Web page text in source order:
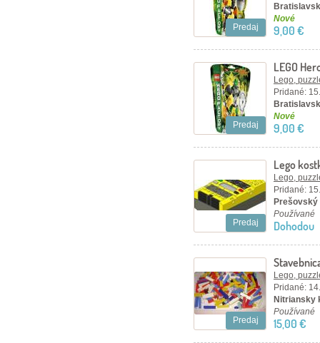
Predaj
Nové
9,00 €
Predaj
LEGO
Lego,
Pridané:
Nové
9,00 €
Predaj
Lego
Lego,
Pridané:
Používané
Dohodou
Predaj
Lego,
Pridané:
Nitriansky
Používané
15,00 €